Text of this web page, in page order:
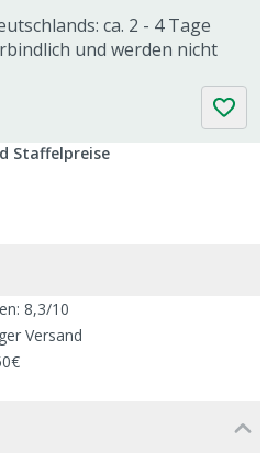
ca. 2 - 4 Tage
und werden nicht
Staffelpreise
8,3/10
Versand